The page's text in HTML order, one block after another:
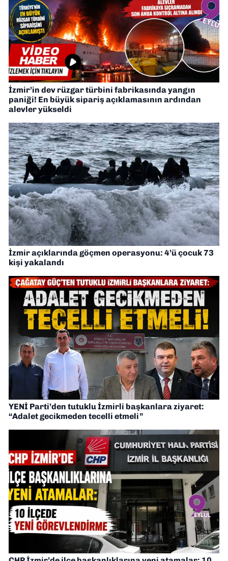
İzmir’in dev rüzgar türbini fabrikasında yangın
paniği! En büyük sipariş açıklamasının ardından
alevler yükseldi
İzmir açıklarında göçmen operasyonu: 4’ü çocuk 73
kişi yakalandı
YENİ Parti’den tutuklu İzmirli başkanlara ziyaret:
“Adalet gecikmeden tecelli etmeli”